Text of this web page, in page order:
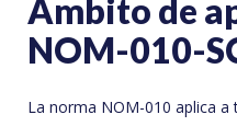
Ámbito de
NOM-010-
La norma NOM-010 aplica a